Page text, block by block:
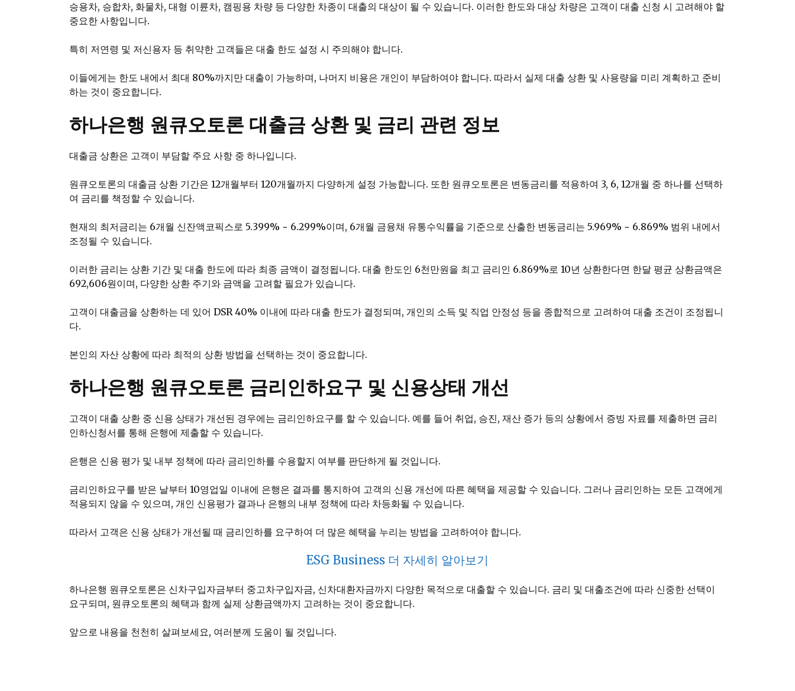
승용차, 승합차, 화물차, 대형 이륜차, 캠핑용 차량 등 다양한 차종이 대출의 대상이 될 수 있습니다. 이러한 한도와 대상 차량은 고객이 대출 신청 시 고려해야 할
중요한 사항입니다.
특히 저연령 및 저신용자 등 취약한 고객들은 대출 한도 설정 시 주의해야 합니다.
이들에게는 한도 내에서 최대 80%까지만 대출이 가능하며, 나머지 비용은 개인이 부담하여야 합니다. 따라서 실제 대출 상환 및 사용량을 미리 계획하고 준비
하는 것이 중요합니다.
하나은행 원큐오토론 대출금 상환 및 금리 관련 정보
대출금 상환은 고객이 부담할 주요 사항 중 하나입니다.
원큐오토론의 대출금 상환 기간은 12개월부터 120개월까지 다양하게 설정 가능합니다. 또한 원큐오토론은 변동금리를 적용하여 3, 6, 12개월 중 하나를 선택하
여 금리를 책정할 수 있습니다.
현재의 최저금리는 6개월 신잔액코픽스로 5.399% ~ 6.299%이며, 6개월 금융채 유통수익률을 기준으로 산출한 변동금리는 5.969% ~ 6.869% 범위 내에서
조정될 수 있습니다.
이러한 금리는 상환 기간 및 대출 한도에 따라 최종 금액이 결정됩니다. 대출 한도인 6천만원을 최고 금리인 6.869%로 10년 상환한다면 한달 평균 상환금액은
692,606원이며, 다양한 상환 주기와 금액을 고려할 필요가 있습니다.
고객이 대출금을 상환하는 데 있어 DSR 40% 이내에 따라 대출 한도가 결정되며, 개인의 소득 및 직업 안정성 등을 종합적으로 고려하여 대출 조건이 조정됩니
다.
본인의 자산 상황에 따라 최적의 상환 방법을 선택하는 것이 중요합니다.
하나은행 원큐오토론 금리인하요구 및 신용상태 개선
고객이 대출 상환 중 신용 상태가 개선된 경우에는 금리인하요구를 할 수 있습니다. 예를 들어 취업, 승진, 재산 증가 등의 상황에서 증빙 자료를 제출하면 금리
인하신청서를 통해 은행에 제출할 수 있습니다.
은행은 신용 평가 및 내부 정책에 따라 금리인하를 수용할지 여부를 판단하게 될 것입니다.
금리인하요구를 받은 날부터 10영업일 이내에 은행은 결과를 통지하여 고객의 신용 개선에 따른 혜택을 제공할 수 있습니다. 그러나 금리인하는 모든 고객에게
적용되지 않을 수 있으며, 개인 신용평가 결과나 은행의 내부 정책에 따라 차등화될 수 있습니다.
따라서 고객은 신용 상태가 개선될 때 금리인하를 요구하여 더 많은 혜택을 누리는 방법을 고려하여야 합니다.
ESG Business 더 자세히 알아보기
하나은행 원큐오토론은 신차구입자금부터 중고차구입자금, 신차대환자금까지 다양한 목적으로 대출할 수 있습니다. 금리 및 대출조건에 따라 신중한 선택이
요구되며, 원큐오토론의 혜택과 함께 실제 상환금액까지 고려하는 것이 중요합니다.
앞으로 내용을 천천히 살펴보세요, 여러분께 도움이 될 것입니다.